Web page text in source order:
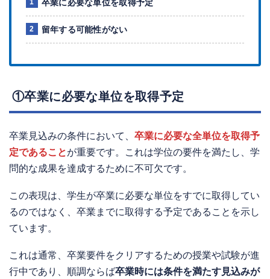
卒業に必要な単位を取得予定
留年する可能性がない
①卒業に必要な単位を取得予定
卒業見込みの条件において、 卒業に必要な全単位を取得予
定であることが重要です。これは学位の要件を満たし、学
問的な成果を達成するために不可欠です。
この表現は、学生が卒業に必要な単位をすでに取得してい
るのではなく、卒業までに取得する予定であることを示し
ています。
これは通常、卒業要件をクリアするための授業や試験が進
行中であり、順調ならば卒業時には条件を満たす見込みが